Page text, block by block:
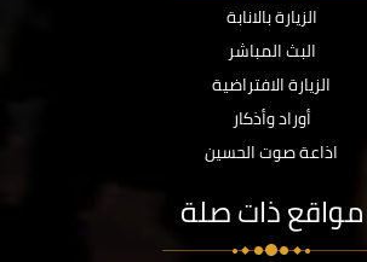
الزيارة بالانابة
البث المباشر
الزيارة الافتراضية
أوراد وأذكار
اذاعة صوت الحسين
مواقع ذات صلة